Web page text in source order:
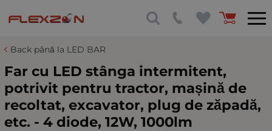
Back până la LED BAR
Far cu LED stânga intermitent,
potrivit pentru tractor, mașină de
recoltat, excavator, plug de zăpadă,
etc. - 4 diode, 12W, 1000lm